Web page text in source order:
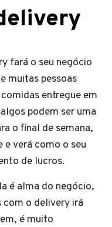
fará o seu negócio
muitas pessoas
entregue em
podem ser uma
o final de semana,
e verá como o seu
de lucros.
é alma do negócio,
com o delivery irá
é muito